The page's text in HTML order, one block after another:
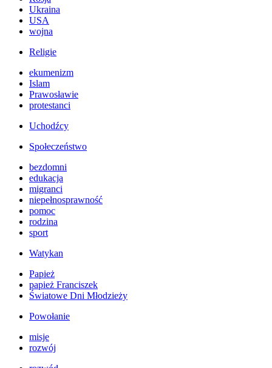
Ukraina
USA
wojna
Religie
ekumenizm
Islam
Prawosławie
protestanci
Uchodźcy
Społeczeństwo
bezdomni
edukacja
migranci
niepełnosprawność
pomoc
rodzina
sport
Watykan
Papież
papież Franciszek
Światowe Dni Młodzieży
Powołanie
misje
rozwój